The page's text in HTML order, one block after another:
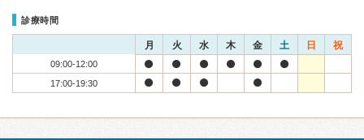
診療時間
月 火 水 木 金 土 日 祝
09:00-12:00
17:00-19:30